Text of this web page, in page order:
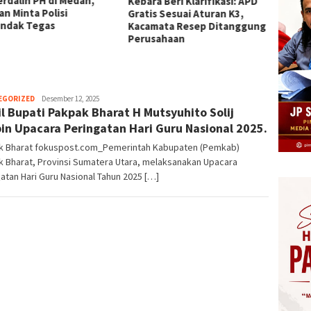
Minta Polisi
Tegas
Gratis Sesuai Aturan K3,
Kacamata Resep Ditanggung
Perusahaan
Herman.
Damanik
Desember 12, 2025
Bupati Pakpak Bharat H Mutsyuhito Solij
Upacara Peringatan Hari Guru Nasional 2025.
Bharat fokuspost.com_Pemerintah Kabupaten (Pemkab)
Bharat, Provinsi Sumatera Utara, melaksanakan Upacara
Hari Guru Nasional Tahun 2025 […]